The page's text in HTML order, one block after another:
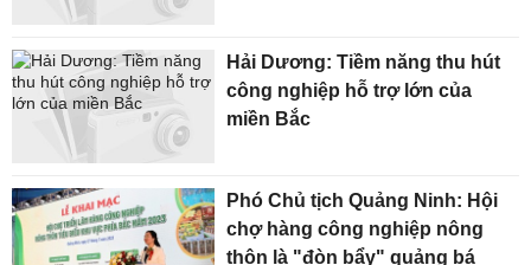
Hải Dương: Tiềm năng thu hút
công nghiệp hỗ trợ lớn của
miền Bắc
Phó Chủ tịch Quảng Ninh: Hội
chợ hàng công nghiệp nông
thôn là "đòn bẩy" quảng bá